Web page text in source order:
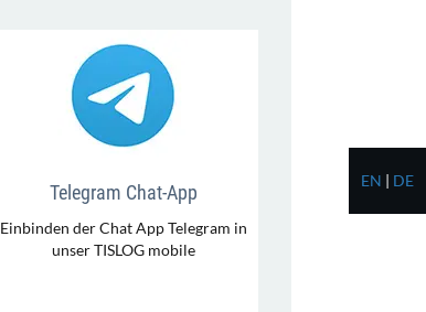
Telegram Chat-App
Einbinden der Chat App Telegram in
unser TISLOG mobile
EN | DE